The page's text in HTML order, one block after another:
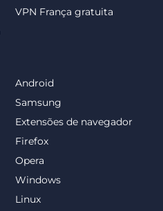
Android
Samsung
Extensões de navegador
Firefox
Opera
Windows
Linux
VPN França gratuita